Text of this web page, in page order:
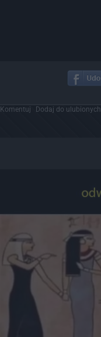
Komentuj Dodaj do ulubionych